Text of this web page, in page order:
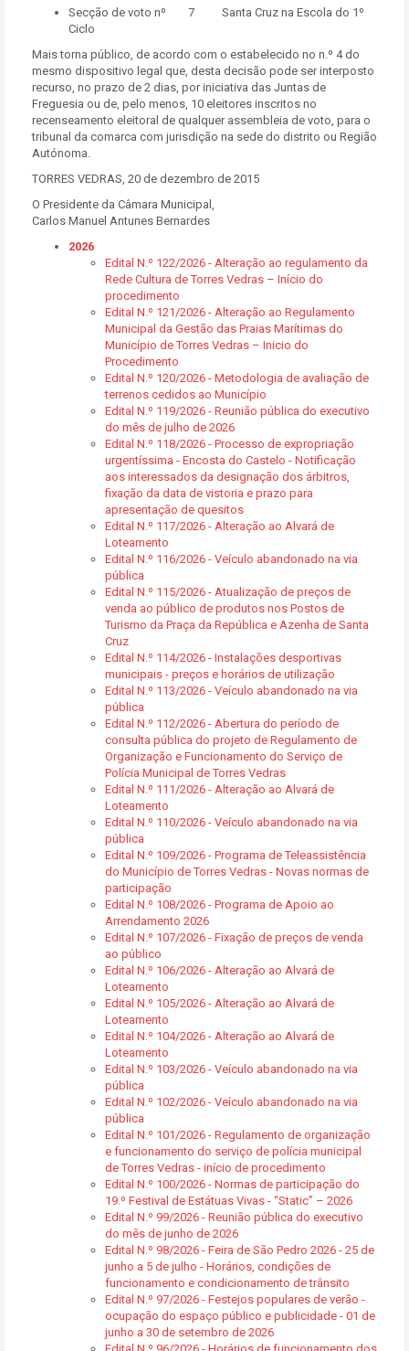
Secção de voto nº 7 Santa Cruz na Escola do 1º
Ciclo
Mais torna público, de acordo com o estabelecido no n.º 4 do
mesmo dispositivo legal que, desta decisão pode ser interposto
recurso, no prazo de 2 dias, por iniciativa das Juntas de
Freguesia ou de, pelo menos, 10 eleitores inscritos no
recenseamento eleitoral de qualquer assembleia de voto, para o
tribunal da comarca com jurisdição na sede do distrito ou Região
Autónoma.
TORRES VEDRAS, 20 de dezembro de 2015
O Presidente da Câmara Municipal,
Carlos Manuel Antunes Bernardes
2026
Edital N.º 122/2026 - Alteração ao regulamento da
Rede Cultura de Torres Vedras – Início do
procedimento
Edital N.º 121/2026 - Alteração ao Regulamento
Municipal da Gestão das Praias Marítimas do
Município de Torres Vedras – Inicio do
Procedimento
Edital N.º 120/2026 - Metodologia de avaliação de
terrenos cedidos ao Município
Edital N.º 119/2026 - Reunião pública do executivo
do mês de julho de 2026
Edital N.º 118/2026 - Processo de expropriação
urgentíssima - Encosta do Castelo - Notificação
aos interessados da designação dos árbitros,
fixação da data de vistoria e prazo para
apresentação de quesitos
Edital N.º 117/2026 - Alteração ao Alvará de
Loteamento
Edital N.º 116/2026 - Veículo abandonado na via
pública
Edital N.º 115/2026 - Atualização de preços de
venda ao público de produtos nos Postos de
Turismo da Praça da República e Azenha de Santa
Cruz
Edital N.º 114/2026 - Instalações desportivas
municipais - preços e horários de utilização
Edital N.º 113/2026 - Veículo abandonado na via
pública
Edital N.º 112/2026 - Abertura do período de
consulta pública do projeto de Regulamento de
Organização e Funcionamento do Serviço de
Polícia Municipal de Torres Vedras
Edital N.º 111/2026 - Alteração ao Alvará de
Loteamento
Edital N.º 110/2026 - Veículo abandonado na via
pública
Edital N.º 109/2026 - Programa de Teleassistência
do Município de Torres Vedras - Novas normas de
participação
Edital N.º 108/2026 - Programa de Apoio ao
Arrendamento 2026
Edital N.º 107/2026 - Fixação de preços de venda
ao público
Edital N.º 106/2026 - Alteração ao Alvará de
Loteamento
Edital N.º 105/2026 - Alteração ao Alvará de
Loteamento
Edital N.º 104/2026 - Alteração ao Alvará de
Loteamento
Edital N.º 103/2026 - Veículo abandonado na via
pública
Edital N.º 102/2026 - Veículo abandonado na via
pública
Edital N.º 101/2026 - Regulamento de organização
e funcionamento do serviço de polícia municipal
de Torres Vedras - início de procedimento
Edital N.º 100/2026 - Normas de participação do
19.º Festival de Estátuas Vivas - “Static” – 2026
Edital N.º 99/2026 - Reunião pública do executivo
do mês de junho de 2026
Edital N.º 98/2026 - Feira de São Pedro 2026 - 25 de
junho a 5 de julho - Horários, condições de
funcionamento e condicionamento de trânsito
Edital N.º 97/2026 - Festejos populares de verão -
ocupação do espaço público e publicidade - 01 de
junho a 30 de setembro de 2026